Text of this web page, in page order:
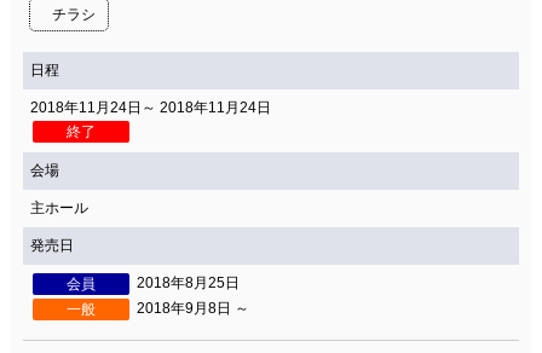
チラシ
日程
2018年11月24日～ 2018年11月24日
終了
会場
主ホール
発売日
会員
2018年8月25日
一般
2018年9月8日 ～